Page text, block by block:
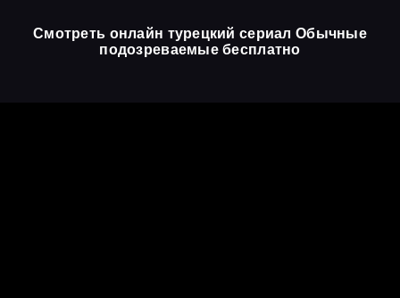
Смотреть онлайн турецкий сериал Обычные
подозреваемые бесплатно